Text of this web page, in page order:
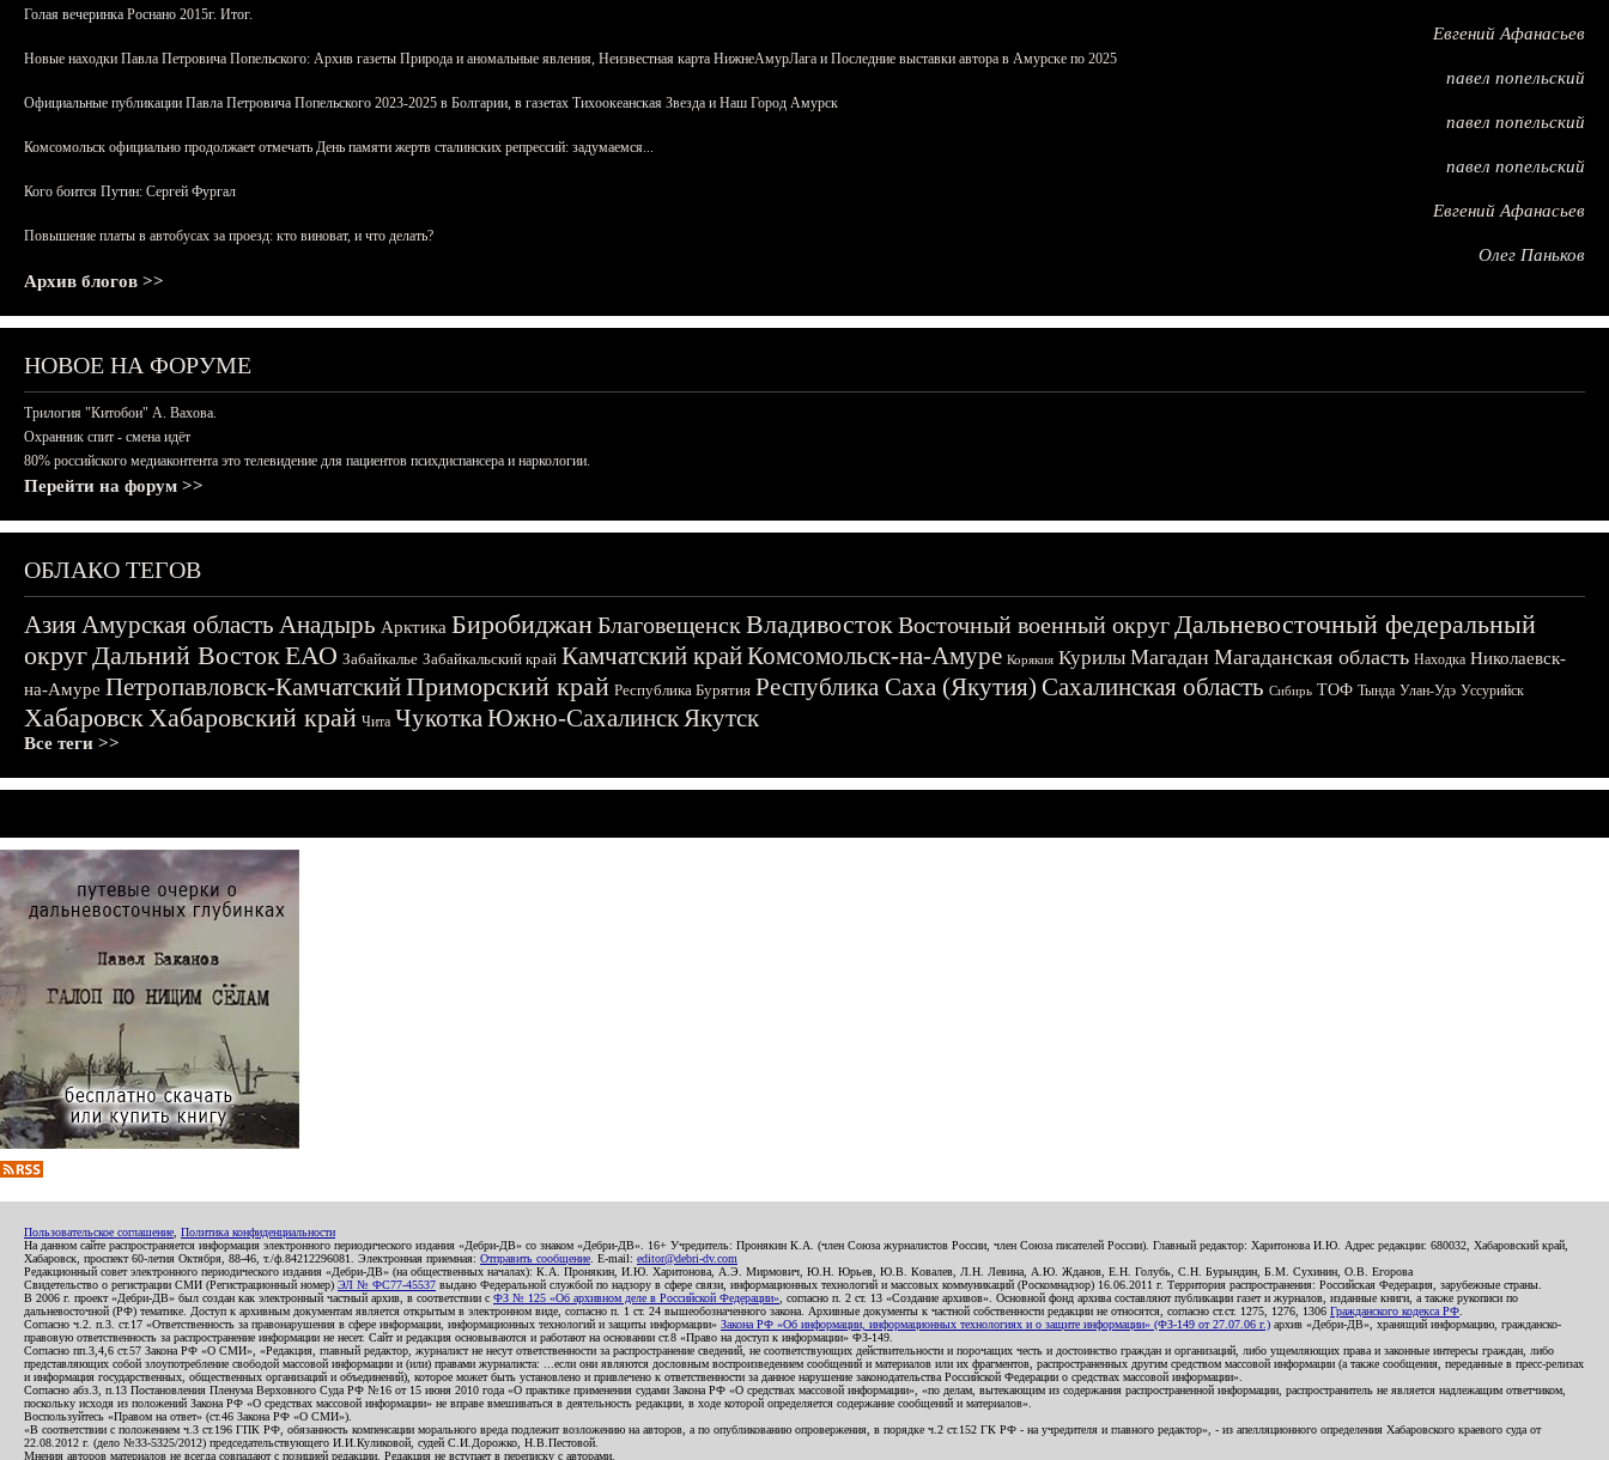
Голая вечеринка Роснано 2015г. Итог.
Евгений Афанасьев
Новые находки Павла Петровича Попельского: Архив газеты Природа и аномальные явления, Неизвестная карта НижнеАмурЛага и Последние выставки автора в Амурске по 2025
павел попельский
Официальные публикации Павла Петровича Попельского 2023-2025 в Болгарии, в газетах Тихоокеанская Звезда и Наш Город Амурск
павел попельский
Комсомольск официально продолжает отмечать День памяти жертв сталинских репрессий: задумаемся...
павел попельский
Кого боится Путин: Сергей Фургал
Евгений Афанасьев
Повышение платы в автобусах за проезд: кто виноват, и что делать?
Олег Паньков
Архив блогов >>
НОВОЕ НА ФОРУМЕ
Трилогия "Китобои" А. Вахова.
Охранник спит - смена идёт
80% российского медиаконтента это телевидение для пациентов психдиспансера и наркологии.
Перейти на форум >>
ОБЛАКО ТЕГОВ
АзияАмурская область Анадырь Арктика БиробиджанБлаговещенскВладивостокВосточный военный округДальневосточный федеральный
округДальний ВостокЕАО Забайкалье Забайкальский край Камчатский крайКомсомольск-на-Амуре Корякия Курилы Магадан Магаданская область Находка Николаевск-
на-Амуре Петропавловск-КамчатскийПриморский край Республика Бурятия Республика Саха (Якутия) Сахалинская область Сибирь ТОФ Тында Улан-Удэ Уссурийск
ХабаровскХабаровский край Чита ЧукоткаЮжно-СахалинскЯкутск
Все теги >>
Пользовательское соглашение Политика конфиденциальности
На данном сайте распространяется информация электронного периодического издания «Дебри-ДВ» со знаком «Дебри-ДВ». 16+ Учредитель: Пронякин К.А. (член Союза журналистов России, член Союза писателей России). Главный редактор: Харитонова И.Ю. Адрес редакции: 680032, Хабаровский край,
Хабаровск, проспект 60-летия Октября, 88-46, т./ф.84212296081. Электронная приемная: Отправить сообщение . E-mail: editor@debri-dv.com
Редакционный совет электронного периодического издания «Дебри-ДВ» (на общественных началах): К.А. Пронякин, И.Ю. Харитонова, А.Э. Мирмович, Ю.Н. Юрьев, Ю.В. Ковалев, Л.Н. Левина, А.Ю. Жданов, Е.Н. Голубь, С.Н. Бурындин, Б.М. Сухинин, О.В. Егорова
Свидетельство о регистрации СМИ (Регистрационный номер) ЭЛ № ФС77-45537 выдано Федеральной службой по надзору в сфере связи, информационных технологий и массовых коммуникаций (Роскомнадзор) 16.06.2011 г. Территория распространения: Российская Федерация, зарубежные страны.
В 2006 г. проект «Дебри-ДВ» был создан как электронный частный архив, в соответствии с ФЗ № 125 «Об архивном деле в Российской Федерации» , согласно п. 2 ст. 13 «Создание архивов». Основной фонд архива составляют публикации газет и журналов, изданные книги, а также рукописи по
дальневосточной (РФ) тематике. Доступ к архивным документам является открытым в электронном виде, согласно п. 1 ст. 24 вышеобозначенного закона. Архивные документы к частной собственности редакции не относятся, согласно ст.ст. 1275, 1276, 1306 Гражданского кодекса РФ
Согласно ч.2. п.3. ст.17 «Ответственность за правонарушения в сфере информации, информационных технологий и защиты информации» Закона РФ «Об информации, информационных технологиях и о защите информации» (ФЗ-149 от 27.07.06 г.) архив «Дебри-ДВ», хранящий информацию, гражданско-
правовую ответственность за распространение информации не несет. Сайт и редакция основываются и работают на основании ст.8 «Право на доступ к информации» ФЗ-149.
Согласно пп.3,4,6 ст.57 Закона РФ «О СМИ», «Редакция, главный редактор, журналист не несут ответственности за распространение сведений, не соответствующих действительности и порочащих честь и достоинство граждан и организаций, либо ущемляющих права и законные интересы граждан, либо
представляющих собой злоупотребление свободой массовой информации и (или) правами журналиста: ...если они являются дословным воспроизведением сообщений и материалов или их фрагментов, распространенных другим средством массовой информации (а также сообщения, переданные в пресс-релизах
и информация государственных, общественных организаций и объединений), которое может быть установлено и привлечено к ответственности за данное нарушение законодательства Российской Федерации о средствах массовой информации».
Согласно абз.3, п.13 Постановления Пленума Верховного Суда РФ №16 от 15 июня 2010 года «О практике применения судами Закона РФ «О средствах массовой информации», «по делам, вытекающим из содержания распространенной информации, распространитель не является надлежащим ответчиком,
поскольку исходя из положений Закона РФ «О средствах массовой информации» не вправе вмешиваться в деятельность редакции, в ходе которой определяется содержание сообщений и материалов».
Воспользуйтесь «Правом на ответ» (ст.46 Закона РФ «О СМИ»).
«В соответствии с положением ч.3 ст.196 ГПК РФ, обязанность компенсации морального вреда подлежит возложению на авторов, а по опубликованию опровержения, в порядке ч.2 ст.152 ГК РФ - на учредителя и главного редактор», - из апелляционного определения Хабаровского краевого суда от
22.08.2012 г. (дело №33-5325/2012) председательствующего И.И.Куликовой, судей С.И.Дорожко, Н.В.Пестовой.
Мнения авторов материалов не всегда совпадают с позицией редакции. Редакция не вступает в переписку с авторами.